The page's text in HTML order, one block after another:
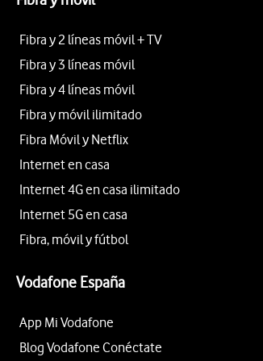
Fibra y 2 líneas móvil + TV
Fibra y 3 líneas móvil
Fibra y 4 líneas móvil
Fibra y móvil ilimitado
Fibra Móvil y Netflix
Internet en casa
Internet 4G en casa ilimitado
Internet 5G en casa
Fibra, móvil y fútbol
Vodafone España
App Mi Vodafone
Blog Vodafone Conéctate